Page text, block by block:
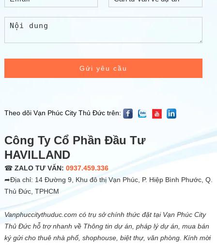
Gửi yêu cầu
Theo dõi Vạn Phúc City Thủ Đức trên:
Công Ty Cổ Phần Đầu Tư
HAVILLAND
☎ ZALO TƯ VẤN: 0937.459.336
➦Địa chỉ: 14 Đường 9, Khu đô thị Vạn Phúc, P. Hiệp Bình Phước, Q.
Thủ Đức, TPHCM
Vanphuccitythuduc.com có trụ sở chính thức đặt tại Vạn Phúc City
Thủ Đức hỗ trợ nhanh về Thông tin dự án, pháp lý dự án, mua bán
ký gửi cho thuê nhà phố, shophouse, biệt thự, văn phòng. Kính mời